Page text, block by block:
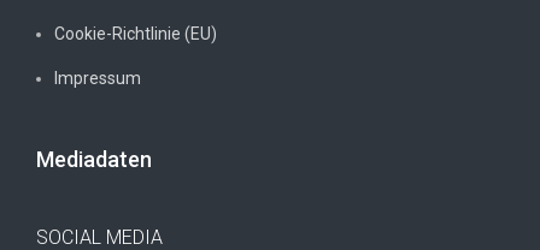
Cookie-Richtlinie (EU)
Impressum
Mediadaten
SOCIAL MEDIA